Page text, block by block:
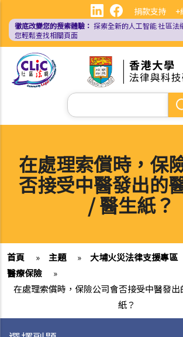
內
捐款支持 +
徹底改變您的搜索體驗： 探索全新的人工智能社區法
您輕鬆查找相關頁面
Search
在處理索償時，保
否接受中醫發出的
/ 醫生紙？
首頁 » 主題 » 大埔火災法律支援專區
醫療保險
»
在處理索償時，保險公司會否接受中醫發
紙？